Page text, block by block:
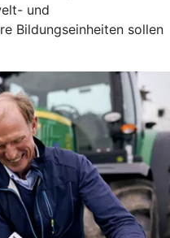
und
Bildungseinheiten sollen